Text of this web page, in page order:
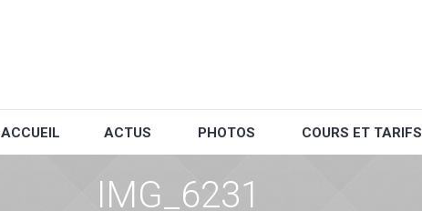
ACCUEIL ACTUS PHOTOS COURS ET TARIFS
IMG_6231